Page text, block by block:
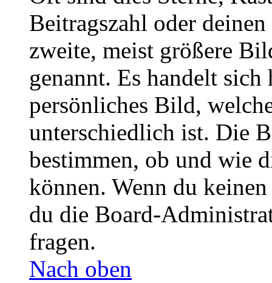
Beitragszahl oder
zweite, meist größere
genannt. Es handelt
persönliches Bild,
unterschiedlich ist. Die
bestimmen, ob und wie
können. Wenn du
du die Board-
fragen.
Nach oben